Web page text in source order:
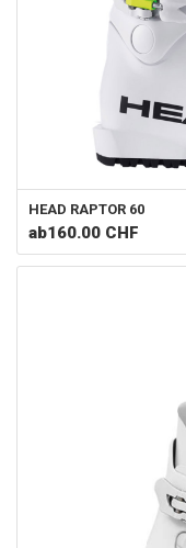
HEAD RAPTOR 60
ab160.00 CHF